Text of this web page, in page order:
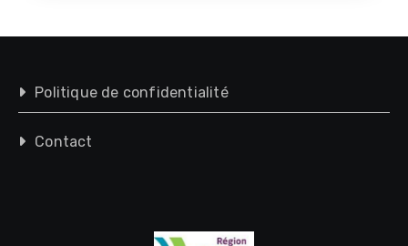
Politique de confidentialité
Contact